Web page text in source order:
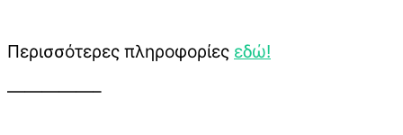
Περισσότερες πληροφορίες εδώ!
—————–